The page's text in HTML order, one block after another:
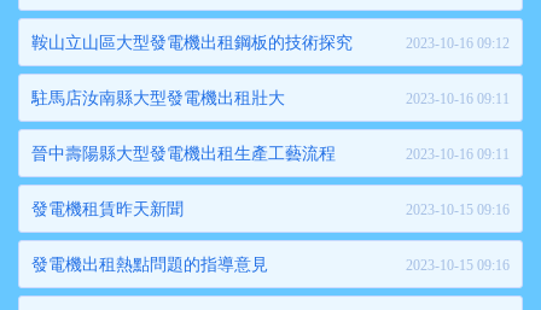
鞍山立山區大型發電機出租鋼板的技術探究 2023-10-16 09:12
駐馬店汝南縣大型發電機出租壯大 2023-10-16 09:11
晉中壽陽縣大型發電機出租生產工藝流程 2023-10-16 09:11
發電機租賃昨天新聞 2023-10-15 09:16
發電機出租熱點問題的指導意見 2023-10-15 09:16